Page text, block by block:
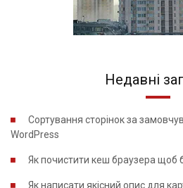
Недавні
Сортування сторінок за
WordPress
Як почистити кеш браузера щоб
Як написати якісний опис для